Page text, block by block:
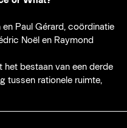
Paul Gérard, coördinatie
Noël en Raymond
bestaan van een derde
tussen rationele ruimte,